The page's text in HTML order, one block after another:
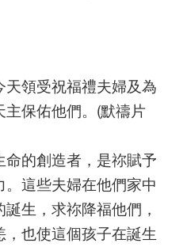
領受祝福禮夫婦及為
保佑他們。(默禱片
的創造者，是祢賦予
。這些夫婦在他們家中
生，求祢降福他們，
也使這個孩子在誕生